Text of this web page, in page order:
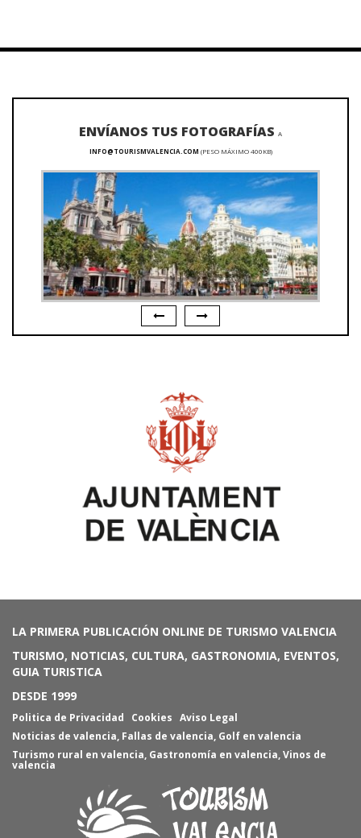
ENVÍANOS TUS FOTOGRAFÍAS A
INFO@TOURISMVALENCIA.COM (PESO MÁXIMO 400KB)
LA PRIMERA PUBLICACIÓN ONLINE DE TURISMO VALENCIA
TURISMO, NOTICIAS, CULTURA, GASTRONOMIA, EVENTOS,
GUIA TURISTICA
DESDE 1999
Politica de Privacidad Cookies Aviso Legal
Noticias de valencia, Fallas de valencia, Golf en valencia
Turismo rural en valencia, Gastronomía en valencia,Vinos de
valencia